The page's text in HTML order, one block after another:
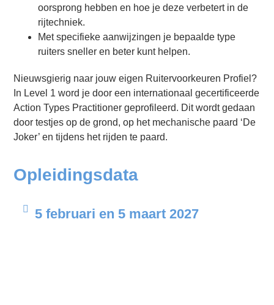
oorsprong hebben en hoe je deze verbetert in de
rijtechniek.
Met specifieke aanwijzingen je bepaalde type
ruiters sneller en beter kunt helpen.
Nieuwsgierig naar jouw eigen Ruitervoorkeuren Profiel?
In Level 1 word je door een internationaal gecertificeerde
Action Types Practitioner geprofileerd. Dit wordt gedaan
door testjes op de grond, op het mechanische paard ‘De
Joker’ en tijdens het rijden te paard.
Opleidingsdata
5 februari en 5 maart 2027